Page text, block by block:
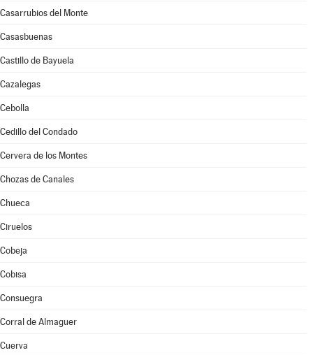
Casarrubios del Monte
Casasbuenas
Castillo de Bayuela
Cazalegas
Cebolla
Cedillo del Condado
Cervera de los Montes
Chozas de Canales
Chueca
Ciruelos
Cobeja
Cobisa
Consuegra
Corral de Almaguer
Cuerva